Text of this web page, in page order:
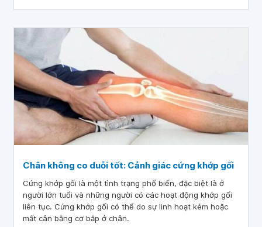
Chân không co duỗi tốt: Cảnh giác cứng khớp gối
Cứng khớp gối là một tình trạng phổ biến, đặc biệt là ở
người lớn tuổi và những người có các hoạt động khớp gối
liên tục. Cứng khớp gối có thể do sự linh hoạt kém hoặc
mất cân bằng cơ bắp ở chân.